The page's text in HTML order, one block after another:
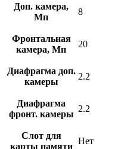
Доп. камера,
Мп
8
Фронтальная
камера, Мп
20
Диафрагма доп.
камеры
2.2
Диафрагма
фронт. камеры
2.2
Слот для
карты памяти
Нет